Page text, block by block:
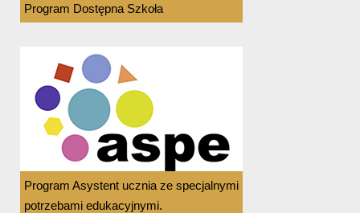
Program Dostępna Szkoła
Program Asystent ucznia ze specjalnymi
potrzebami edukacyjnymi.